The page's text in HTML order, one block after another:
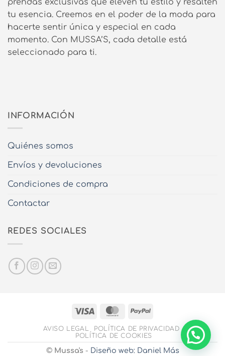
prendas exclusivas que eleven tu estilo y resalten
tu esencia. Creemos en el poder de la moda para
hacerte sentir única y especial en cada
momento. Con MUSSA’S, cada detalle está
seleccionado para ti.
INFORMACIÓN
Quiénes somos
Envíos y devoluciones
Condiciones de compra
Contactar
REDES SOCIALES
Visa MasterCard
PayPal
AVISO LEGAL
POLÍTICA DE PRIVACIDAD
POLÍTICA DE COOKIES
© Mussa's- Diseño web: Daniel Más